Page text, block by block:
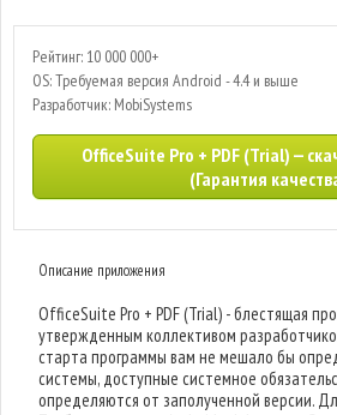
Рейтинг: 10 000 000+
OS: Требуемая версия Android - 4.4 и выше
Разработчик: MobiSystems
OfficeSuite Pro + PDF (Trial) —
(Гарантия
Описание приложения
OfficeSuite Pro + PDF (Trial) - блестящая
утвержденным коллективом
старта программы вам не мешало бы
системы, доступные системное
определяются от заполученной версии.